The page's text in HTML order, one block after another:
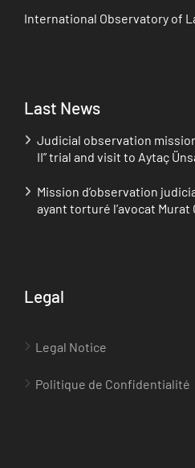
International Observatory of
Last News
Judicial observation
II” trial and visit to Aytaç
Mission d’observation
ayant torturé l’avocat
Legal
Legal Notice
Politique de Confidentialité